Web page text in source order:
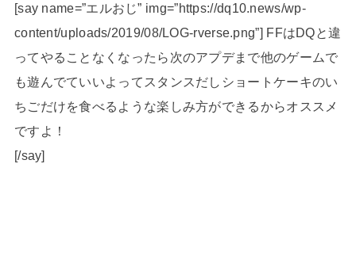
[say name=”エルおじ” img=”https://dq10.news/wp-
content/uploads/2019/08/LOG-rverse.png”] FFはDQと違
ってやることなくなったら次のアプデまで他のゲームで
も遊んでていいよってスタンスだしショートケーキのい
ちごだけを食べるような楽しみ方ができるからオススメ
ですよ！
[/say]